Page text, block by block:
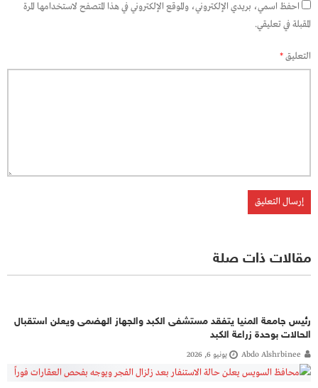
احفظ اسمي، بريدي الإلكتروني، والموقع الإلكتروني في هذا المتصفح لاستخدامها المرة
المقبلة في تعليقي.
التعليق*
مقالات ذات صلة
رئيس جامعة المنيا يتفقد مستشفى الكبد والجهاز الهضمى ويعلن استقبال
الحالات بوحدة زراعة الكبد
Abdo Alshrbinee يونيو 6, 2026